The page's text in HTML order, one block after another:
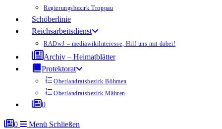
Regierungsbezirk Troppau
Schöberlinie
Reichsarbeitsdienst
RADwJ – mediawikiInteresse, Hilf uns mit dabei!
Archiv – Heimatblätter
Protektorat
Oberlandratsbezirk Böhmen
Oberlandratsbezirk Mähren
0
0 Menü Schließen